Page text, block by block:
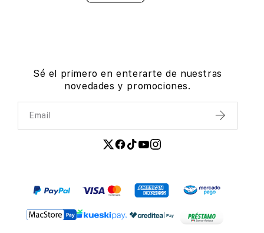
Sé el primero en enterarte de nuestras
novedades y promociones.
Email